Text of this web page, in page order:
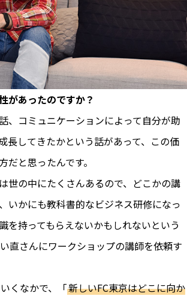
あったのですか？
、コミュニケーションによって自分が助
長してきたかという話があって、この価
と思ったんです。
世の中にたくさんあるので、どこかの講
いかにも教科書的なビジネス研修になっ
を持ってもらえないかもしれないという
直さんにワークショップの講師を依頼す
くなかで、「新しいFC東京はどこに向か